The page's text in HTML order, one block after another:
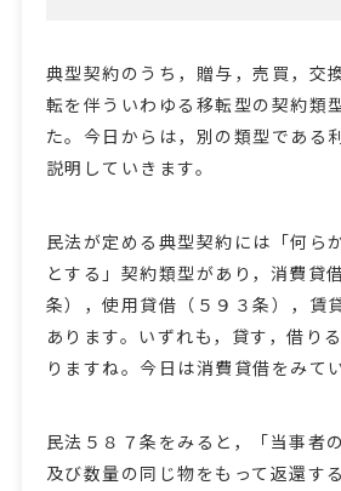
典型契約のうち，贈与，売買，交
転を伴ういわゆる移転型の契約類
た。今日からは，別の類型である
説明していきます。
民法が定める典型契約には「何ら
とする」契約類型があり，消費貸
条），使用貸借（５９３条），賃
あります。いずれも，貸す，借り
りますね。今日は消費貸借をみて
民法５８７条をみると，「当事者
及び数量の同じ物をもって返還す